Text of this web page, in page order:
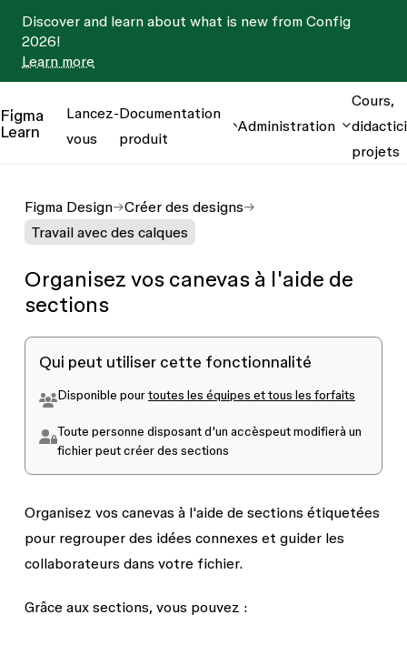
Discover and learn about what is new from Config
2026!
Learn more
Figma
Learn
Lancez-
vous
Documentation
produit
Administration
Cours,
projets
Figma Design
Créer des designs
Travail avec des calques
Organisez vos canevas à l'aide de
sections
Qui peut utiliser cette fonctionnalité
Disponible pourtoutes les équipes et tous les forfaits
Toute personne disposant d'un accèspeut modifierà un
fichier peut créer des sections
Organisez vos canevas à l'aide de sections étiquetées
pour regrouper des idées connexes et guider les
collaborateurs dans votre fichier.
Grâce aux sections, vous pouvez :